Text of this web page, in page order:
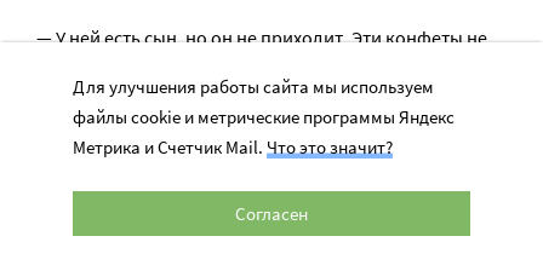
— У ней есть сын, но он не приходит. Эти конфеты не
«От сочетания слов
«анальгин» и «рак» мне
Для улучшения работы сайта мы используем
файлы cookie и метрические программы Яндекс
Метрика и Счетчик Mail. Что это значит?
Согласен